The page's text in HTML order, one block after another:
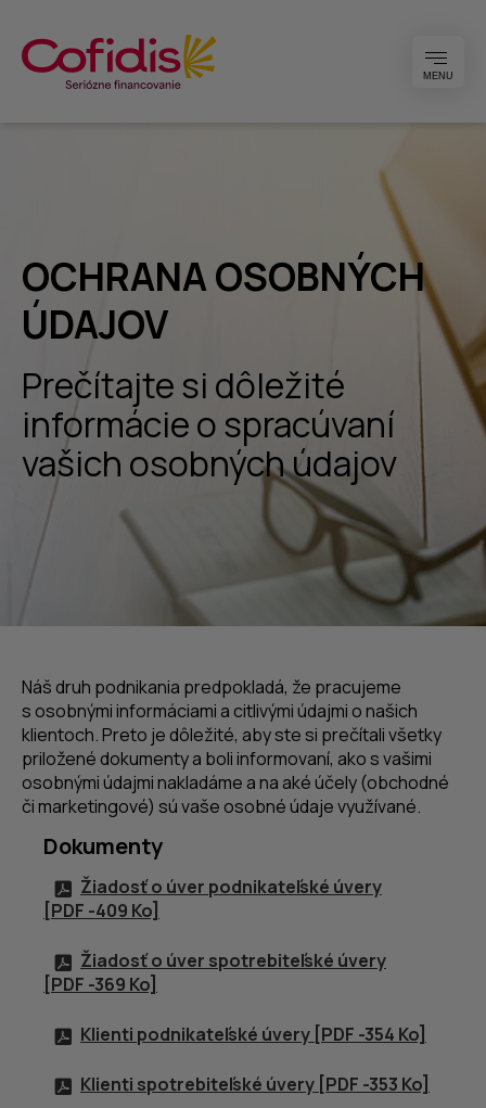
MENU
OCHRANA OSOBNÝCH
ÚDAJOV
Prečítajte si dôležité
informácie o spracúvaní
vašich osobných údajov
Náš druh podnikania predpokladá, že pracujeme
s osobnými informáciami a citlivými údajmi o našich
klientoch. Preto je dôležité, aby ste si prečítali všetky
priložené dokumenty a boli informovaní, ako s vašimi
osobnými údajmi nakladáme a na aké účely (obchodné
či marketingové) sú vaše osobné údaje využívané.
Dokumenty
Žiadosť o úver podnikateľské úvery
[PDF -409 Ko]
Žiadosť o úver spotrebiteľské úvery
[PDF -369 Ko]
Klienti podnikateľské úvery [PDF -354 Ko]
Klienti spotrebiteľské úvery [PDF -353 Ko]